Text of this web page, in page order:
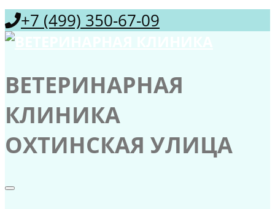
+7 (499) 350-67-09
ВЕТЕРИНАРНАЯ
КЛИНИКА
ОХТИНСКАЯ УЛИЦА